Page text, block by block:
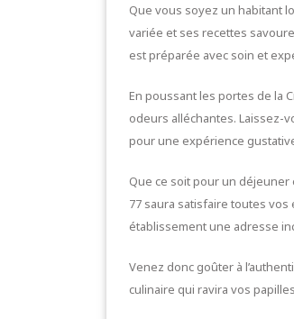
Que vous soyez un habitant
variée et ses recettes
est préparée avec soin et
En poussant les portes de la
odeurs alléchantes. Laissez-
pour une expérience
Que ce soit pour un
77 saura satisfaire toutes
établissement une adresse
Venez donc goûter à
culinaire qui ravira vos